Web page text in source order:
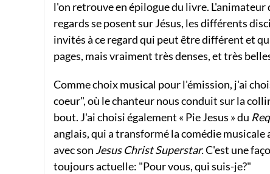
l'on retrouve en épilogue du livre.
regards se posent sur Jésus, les différents
invités à ce regard qui peut être différent et
pages, mais vraiment très denses, et très
Comme choix musical pour l'émission, j'ai
coeur", où le chanteur nous conduit sur la
bout. J'ai choisi également « Pie Jesus » du
anglais, qui a transformé la comédie musicale
avec sonJesus Christ Superstar.C'est une
toujours actuelle: "Pour vous, qui suis-je?"